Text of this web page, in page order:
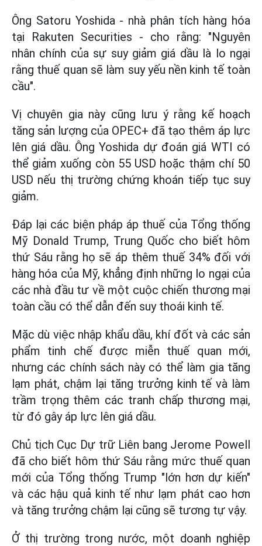
Ông Satoru Yoshida - nhà phân tích hàng hóa
tại Rakuten Securities - cho rằng: "Nguyên
nhân chính của sự suy giảm giá dầu là lo ngại
rằng thuế quan sẽ làm suy yếu nền kinh tế toàn
cầu".
Vị chuyên gia này cũng lưu ý rằng kế hoạch
tăng sản lượng của OPEC+ đã tạo thêm áp lực
lên giá dầu. Ông Yoshida dự đoán giá WTI có
thể giảm xuống còn 55 USD hoặc thậm chí 50
USD nếu thị trường chứng khoán tiếp tục suy
giảm.
Đáp lại các biện pháp áp thuế của Tổng thống
Mỹ Donald Trump, Trung Quốc cho biết hôm
thứ Sáu rằng họ sẽ áp thêm thuế 34% đối với
hàng hóa của Mỹ, khẳng định những lo ngại của
các nhà đầu tư về một cuộc chiến thương mại
toàn cầu có thể dẫn đến suy thoái kinh tế.
Mặc dù việc nhập khẩu dầu, khí đốt và các sản
phẩm tinh chế được miễn thuế quan mới,
nhưng các chính sách này có thể làm gia tăng
lạm phát, chậm lại tăng trưởng kinh tế và làm
trầm trọng thêm các tranh chấp thương mại,
từ đó gây áp lực lên giá dầu.
Chủ tịch Cục Dự trữ Liên bang Jerome Powell
đã cho biết hôm thứ Sáu rằng mức thuế quan
mới của Tổng thống Trump "lớn hơn dự kiến"
và các hậu quả kinh tế như lạm phát cao hơn
và tăng trưởng chậm lại cũng sẽ tương tự vậy.
Ở thị trường trong nước, một doanh nghiệp